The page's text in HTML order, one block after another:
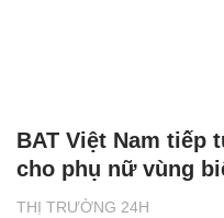
THỊ TRƯỜNG 24H
BAT Việt Nam tiếp
cho phụ nữ vùng